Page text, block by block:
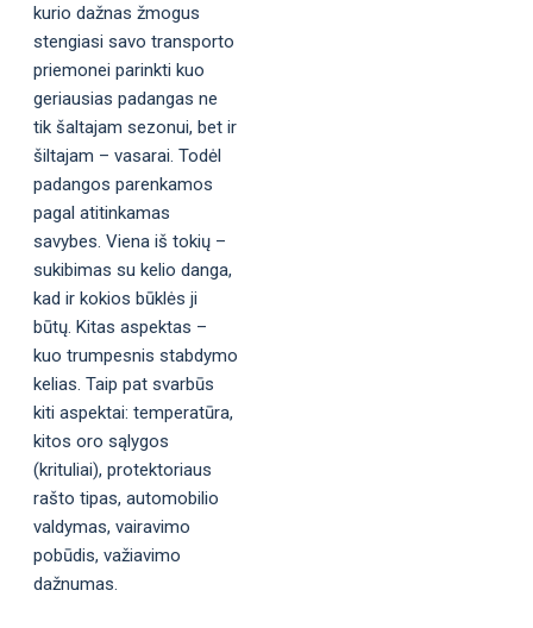
kurio dažnas žmogus
stengiasi savo transporto
priemonei parinkti kuo
geriausias padangas ne
tik šaltajam sezonui, bet ir
šiltajam – vasarai. Todėl
padangos parenkamos
pagal atitinkamas
savybes. Viena iš tokių –
sukibimas su kelio danga,
kad ir kokios būklės ji
būtų. Kitas aspektas –
kuo trumpesnis stabdymo
kelias. Taip pat svarbūs
kiti aspektai: temperatūra,
kitos oro sąlygos
(krituliai), protektoriaus
rašto tipas, automobilio
valdymas, vairavimo
pobūdis, važiavimo
dažnumas.